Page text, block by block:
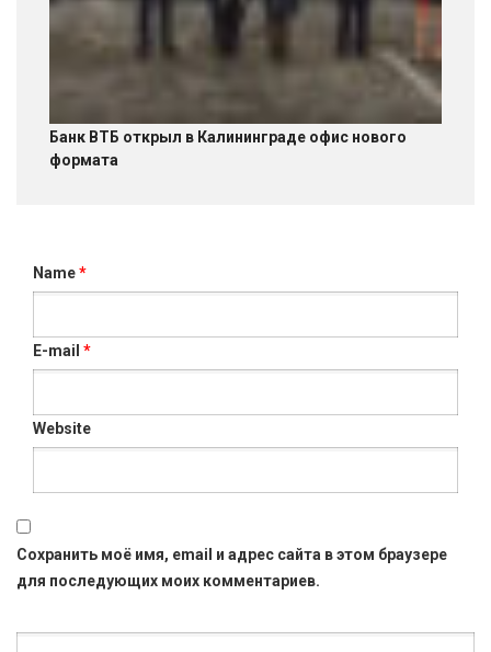
Банк ВТБ открыл в Калининграде офис нового
формата
Name*
E-mail *
Website
Сохранить моё имя, email и адрес сайта в этом браузере
для последующих моих комментариев.